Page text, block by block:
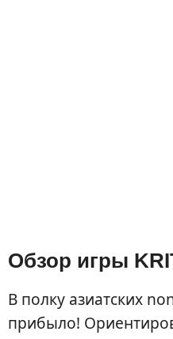
Обзор игры
В полку азиатских
прибыло!